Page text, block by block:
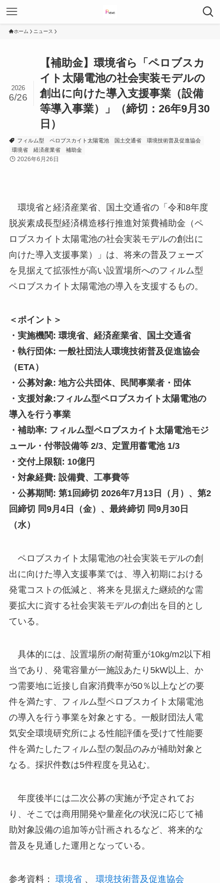
ホーム ニュース
【補助金】環境省ら「ペロブスカ
イト太陽電池の社会実装モデルの
創出に向けた導入支援事業（設備
等導入事業）」（締切：26年9月30
日）
2026
6/26
フィルム型 ペロブスカイト太陽電池 国土交通省
環境技術普及促進協会
環境省
経済産業省 補助金
2026年6月26日
環境省と経済産業省、国土交通省の「令和8年度
脱炭素成長型経済構造移行推進対策費補助金（ペ
ロブスカイト太陽電池の社会実装モデルの創出に
向けた導入支援事業）」は、将来の普及フェーズ
を見据えて拡張性が高い設置場所へのフィルム型
ペロブスカイト太陽電池の導入を支援するもの。
＜ポイント＞
・実施機関: 環境省、経済産業省、国土交通省
・執行団体: 一般社団法人環境技術普及促進協会
（ETA）
・公募対象: 地方公共団体、民間事業者・団体
・支援対象:フィルム型ペロブスカイト太陽電池の
導入を行う事業
・補助率: フィルム型ペロブスカイト太陽電池モジ
ュール・付帯設備等 2/3、定置用蓄電池 1/3
・交付上限額: 10億円
・対象経費: 設備費、工事費等
・公募期間: 第1回締切 2026年7月13日（月）、第2
回締切 同9月4日（金）、最終締切 同9月30日
（水）
ペロブスカイト太陽電池の社会実装モデルの創
出に向けた導入支援事業では、導入初期における
発電コストの低減と、将来を見据えた継続的な需
要拡大に資する社会実装モデルの創出を目的とし
ている。
具体的には、設置場所の耐荷重が10kg/m2以下相
当であり、発電容量が一施設あたり5kW以上、か
つ需要地に近接し自家消費率が50％以上などの要
件を満たす、フィルム型ペロブスカイト太陽電池
の導入を行う事業を対象とする。一般財団法人電
気安全環境研究所による性能評価を受けて性能要
件を満たしたフィルム型の製品のみが補助対象と
なる。採択件数は5件程度を見込む。
年度後半には二次公募の実施が予定されてお
り、そこでは商用開発や量産化の状況に応じて補
助対象設備の追加等が計画されるなど、将来的な
普及を見通した運用となっている。
参考資料： 環境省、 環境技術普及促進協会